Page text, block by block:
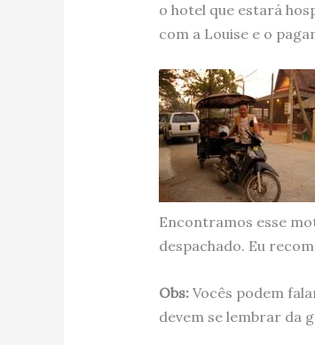
o hotel que estará
com a Louise e o
Encontramos esse
despachado. Eu
Obs: Vocês podem
devem se lembrar da